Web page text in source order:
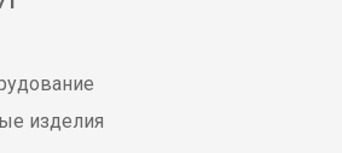
изделия